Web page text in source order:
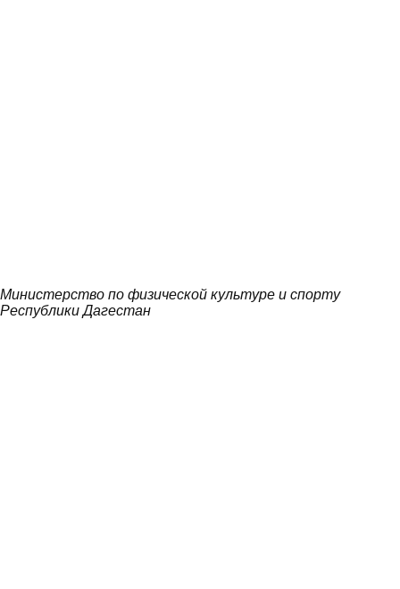
Министерство по физической культуре и спорту
Республики Дагестан